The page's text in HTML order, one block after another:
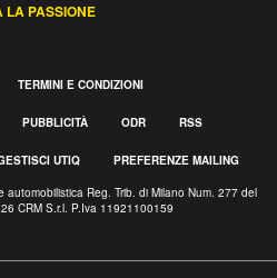
LA PASSIONE
TERMINI E CONDIZIONI
PUBBLICITÀ ODR RSS
UTIQ PREFERENZE MAILING
Reg. Trib. di Milano Num. 277 del
CRM S.r.l. P.Iva 11921100159